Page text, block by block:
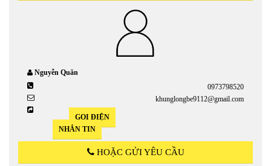
Nguyễn Quân
0973798520
khunglongbe9112@gmail.com
GỌI ĐIỆN
NHẮN TIN
HOẶC GỬI YÊU CẦU